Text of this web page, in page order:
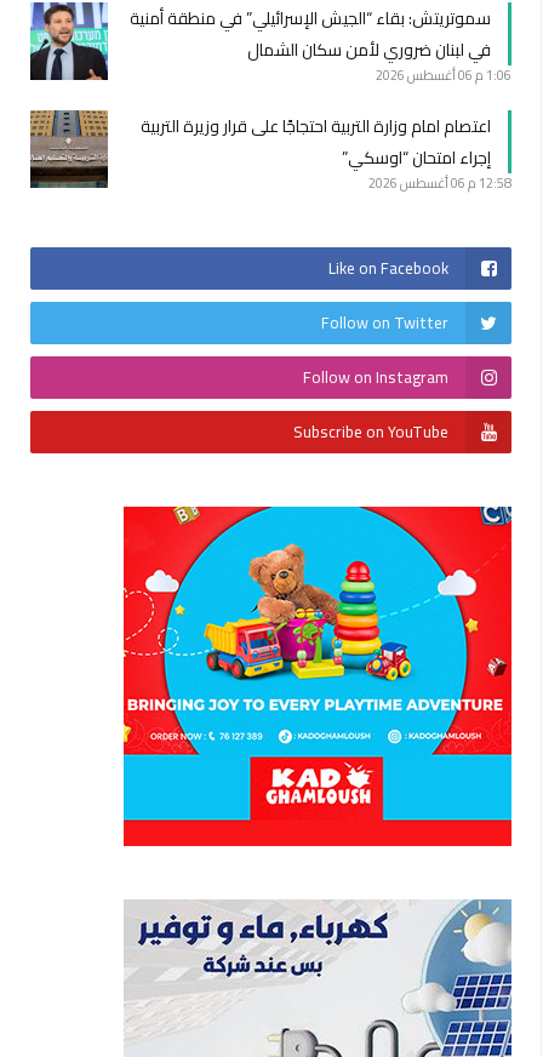
سموتريتش: بقاء “الجيش الإسرائيلي” في منطقة أمنية
في لبنان ضروري لأمن سكان الشمال
1:06 م 06 أغسطس 2026
اعتصام امام وزارة التربية احتجاجًا على قرار وزيرة التربية
إجراء امتحان “اوسكي”
12:58 م 06 أغسطس 2026
Like on Facebook
Follow on Twitter
Follow on Instagram
Subscribe on YouTube